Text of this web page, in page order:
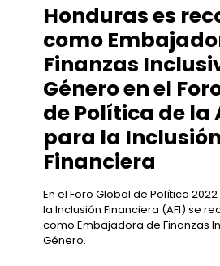
Honduras es
como
Finanzas
Género en el
de Política de la
para la Inclusión
Financiera
En el Foro Global de Política
la Inclusión Financiera (AFI) se
como Embajadora de Finanzas
Género.